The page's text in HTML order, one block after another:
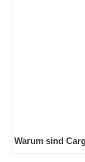
Warum sind